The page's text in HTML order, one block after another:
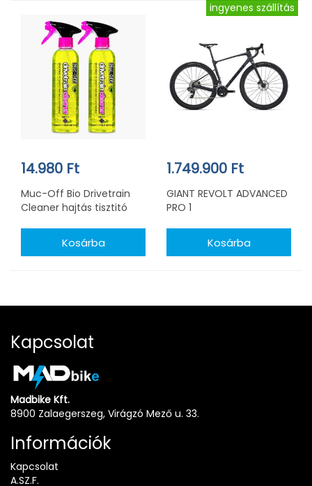
14.980 Ft
Muc-Off Bio Drivetrain
Cleaner hajtás tisztitó
ingyenes szállítás
1.749.900 Ft
GIANT REVOLT ADVANCED
PRO 1
Kapcsolat
Madbike Kft.
8900 Zalaegerszeg, Virágzó Mező u. 33.
Információk
Kapcsolat
A.SZ.F.